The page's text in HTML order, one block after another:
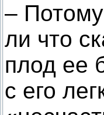
–
ли что
плод ее
с его